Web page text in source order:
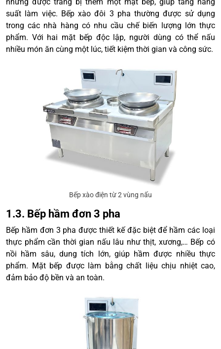
suất làm việc. Bếp xào đôi 3 pha thường được sử dụng
trong các nhà hàng có nhu cầu chế biến lượng lớn thực
phẩm. Với hai mặt bếp độc lập, người dùng có thể nấu
nhiều món ăn cùng một lúc, tiết kiệm thời gian và công sức.
Bếp xào điện từ 2 vùng nấu
1.3. Bếp hầm đơn 3 pha
Bếp hầm đơn 3 pha được thiết kế đặc biệt để hầm các loại
thực phẩm cần thời gian nấu lâu như thịt, xương,… Bếp có
nồi hầm sâu, dung tích lớn, giúp hầm được nhiều thực
phẩm. Mặt bếp được làm bằng chất liệu chịu nhiệt cao,
đảm bảo độ bền và an toàn.